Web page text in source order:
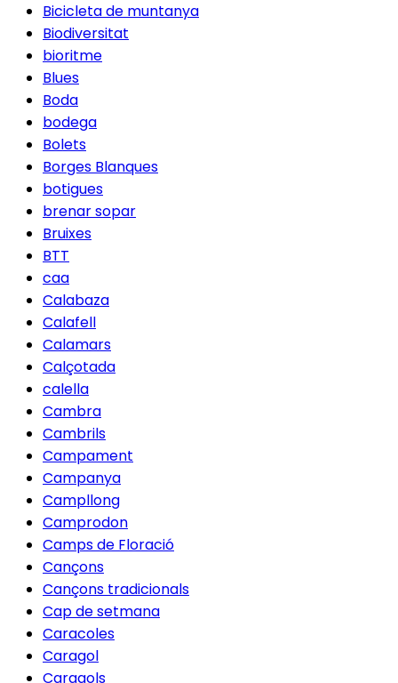
Bicicleta de muntanya
Biodiversitat
bioritme
Blues
Boda
bodega
Bolets
Borges Blanques
botigues
brenar sopar
Bruixes
BTT
caa
Calabaza
Calafell
Calamars
Calçotada
calella
Cambra
Cambrils
Campament
Campanya
Campllong
Camprodon
Camps de Floració
Cançons
Cançons tradicionals
Cap de setmana
Caracoles
Caragol
Caragols